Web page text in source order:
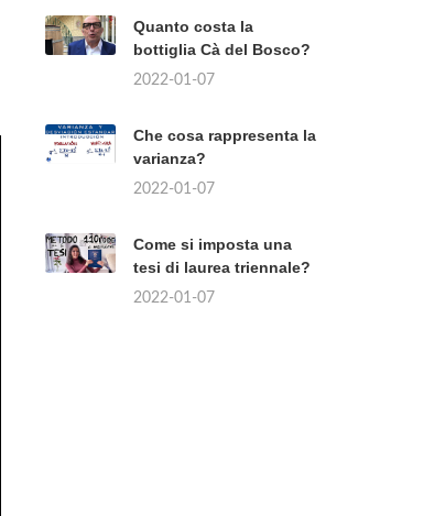
Quanto costa la
bottiglia Cà del Bosco?
2022-01-07
Che cosa rappresenta la
varianza?
2022-01-07
Come si imposta una
tesi di laurea triennale?
2022-01-07